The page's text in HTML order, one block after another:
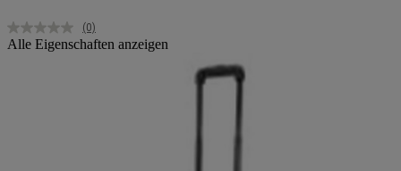
Kein
Beurteilungswert.
(0)
Alle Eigenschaften anzeigen